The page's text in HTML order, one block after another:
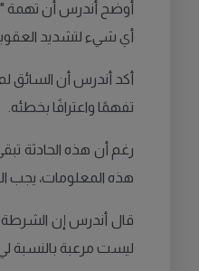
أوضح أندرس أن تهمة
أي شيء لتشديد
أكد أندرس أن السائق
تفهمًا واعترافًا بخطئه.
رغم أن هذه الحادثة
هذه المعلومات، يجب
قال أندرس إن
ليست مرعبة بالنسبة